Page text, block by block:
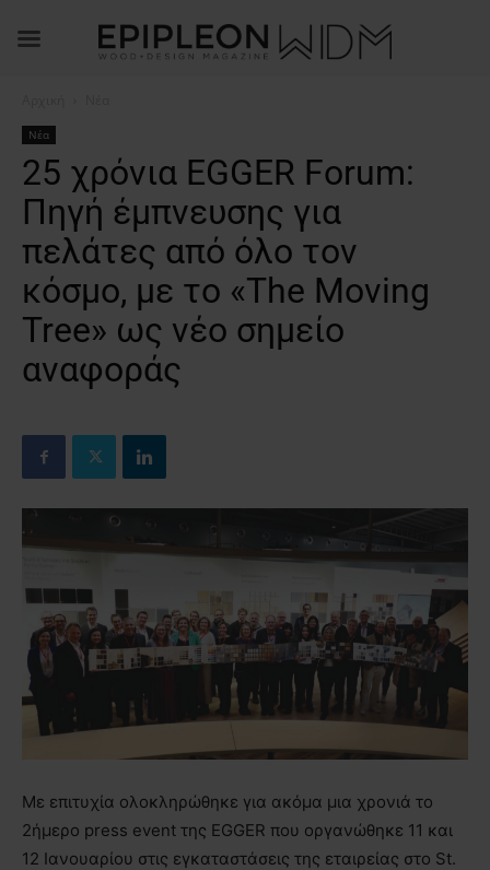
Νέα
25 χρόνια EGGER Forum:
Πηγή έμπνευσης για
πελάτες από όλο τον
κόσμο, με το «The Moving
Tree» ως νέο σημείο
αναφοράς
Mε επιτυχία ολοκληρώθηκε για ακόμα μια χρονιά το
2ήμερο press event της EGGER που οργανώθηκε 11 και
12 Ιανουαρίου στις εγκαταστάσεις της εταιρείας στο St.